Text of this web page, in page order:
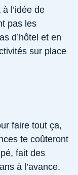
l’idée de
pas les
d’hôtel et en
sur place
faire tout ça,
te coûteront
fait des
à l’avance.